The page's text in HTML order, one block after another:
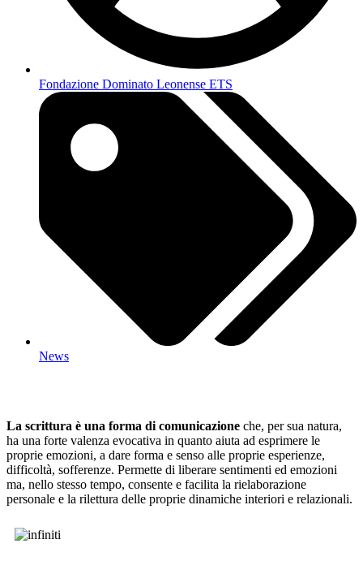
Fondazione Dominato Leonense ETS
News
La scrittura è una forma di comunicazione che, per sua natura,
ha una forte valenza evocativa in quanto aiuta ad esprimere le
proprie emozioni, a dare forma e senso alle proprie esperienze,
difficoltà, sofferenze. Permette di liberare sentimenti ed emozioni
ma, nello stesso tempo, consente e facilita la rielaborazione
personale e la rilettura delle proprie dinamiche interiori e relazionali.